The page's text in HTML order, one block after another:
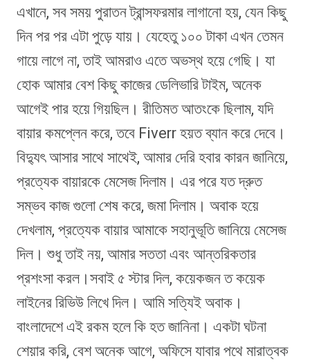
এখানে, সব সময় পুরাতন ট্রান্সফরমার লাগানো হয়, যেন কিছু
দিন পর পর এটা পুড়ে যায়। যেহেতু ১০০ টাকা এখন তেমন
গায়ে লাগে না, তাই আমরাও এতে অভস্থ হয়ে গেছি। যা
হোক আমার বেশ কিছু কাজের ডেলিভারি টাইম, অনেক
আগেই পার হয়ে গিয়ছিল। রীতিমত আতংকে ছিলাম, যদি
বায়ার কমপ্লেন করে, তবে Fiverr হয়ত ব্যান করে দেবে।
বিদ্যুৎ আসার সাথে সাথেই, আমার দেরি হবার কারন জানিয়ে,
প্রত্যেক বায়ারকে মেসেজ দিলাম। এর পরে যত দ্রুত
সম্ভব কাজ গুলো শেষ করে, জমা দিলাম। অবাক হয়ে
দেখলাম, প্রত্যেক বায়ার আমাকে সহানুভূতি জানিয়ে মেসেজ
দিল। শুধু তাই নয়, আমার সততা এবং আন্তরিকতার
প্রশংসা করল।সবাই ৫ স্টার দিল, কয়েকজন ত কয়েক
লাইনের রিভিউ লিখে দিল। আমি সত্যিই অবাক।
বাংলাদেশে এই রকম হলে কি হত জানিনা। একটা ঘটনা
শেয়ার করি, বেশ অনেক আগে, অফিসে যাবার পথে মারাত্বক